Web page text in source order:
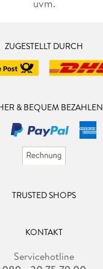
uvm.
ZUGESTELLT DURCH
& BEQUEM BEZAHLEN
TRUSTED SHOPS
KONTAKT
Servicehotline